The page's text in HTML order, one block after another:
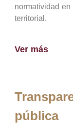
normatividad
territorial.
Ver más
pública